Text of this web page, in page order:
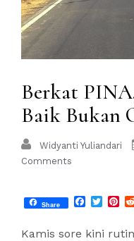
Berkat
Baik Bukan
Widyanti Yuliandari
Comments
Share
Kamis sore kini